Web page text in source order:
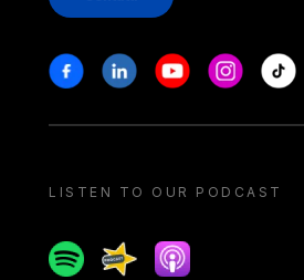
Stay in touch
FacebookLinkedinYoutubeInstagram
Tiktok
LISTEN TO OUR PODCAST
SpotifySpreakerApple podcast